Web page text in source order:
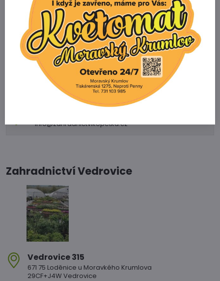
zboží?
Zahradnictví Kopetka
Vedrovice 315
671 75 Loděnice u Moravského Krumlova
Telefon
+420 731 103 985
Prodejna
+420 607 042 662
info@zahradnictvikopetka.cz
Zahradnictví Vedrovice
Vedrovice 315
671 75 Loděnice u Moravkého Krumlova
29CF+J4W Vedrovice